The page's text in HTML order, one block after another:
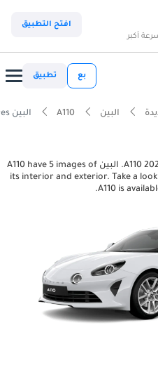
أكبر
افتح التطبيق
بع تطبيق
البين A110 البين A110 interior, exterior pictures
View the latest البين A110 2026 image gallery. البين A110 have 5 images of
its interior and exterior. Take a
A110 is